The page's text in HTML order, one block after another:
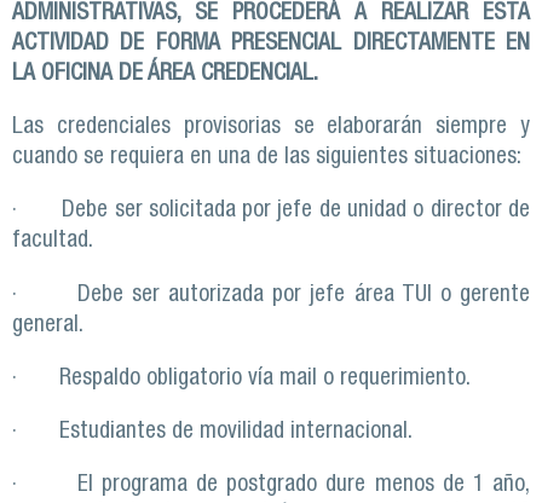
ADMINISTRATIVAS, SE PROCEDERÁ A REALIZAR ESTA
ACTIVIDAD DE FORMA PRESENCIAL DIRECTAMENTE EN
LA OFICINA DE ÁREA CREDENCIAL.
Las credenciales provisorias se elaborarán siempre y
cuando se requiera en una de las siguientes situaciones:
· Debe ser solicitada por jefe de unidad o director de
facultad.
· Debe ser autorizada por jefe área TUI o gerente
general.
· Respaldo obligatorio vía mail o requerimiento.
· Estudiantes de movilidad internacional.
· El programa de postgrado dure menos de 1 año,